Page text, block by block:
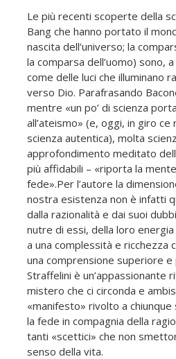
Le più recenti scoperte della
Bang che hanno portato il
nascita dell’universo; la
la comparsa dell’uomo) sono,
come delle luci che illuminano
verso Dio. Parafrasando
mentre «un po’ di scienza
all’ateismo» (e, oggi, in giro ce
scienza autentica), molta
approfondimento meditato
più affidabili – «riporta la
fede».Per l’autore la
nostra esistenza non è infatti
dalla razionalità e dai suoi
nutre di essi, della loro
a una complessità e ricchezza
una comprensione superiore
Straffelini è un’appassionante
mistero che ci circonda e
«manifesto» rivolto a chiunque
la fede in compagnia della
tanti «scettici» che non
senso della vita.